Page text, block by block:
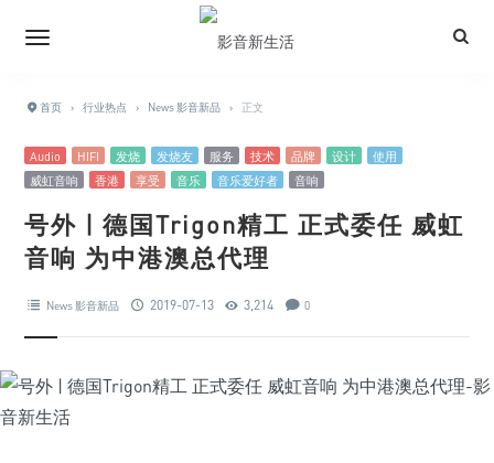
首页 › 行业热点 › News 影音新品 › 正文
Audio HIFI 发烧 发烧友 服务 技术 品牌 设计
使用
威虹音响
香港 享受 音乐 音乐爱好者 音响
号外 | 德国Trigon精工 正式委任 威虹
音响 为中港澳总代理
News 影音新品 2019-07-13 3,214 0